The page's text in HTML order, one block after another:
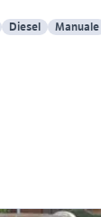
Diesel Manuale